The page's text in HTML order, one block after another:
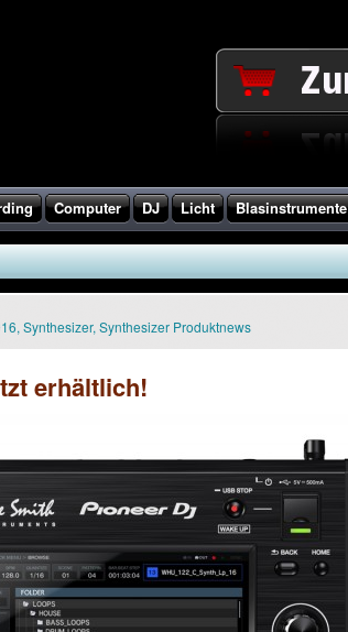
Computer DJ Licht Blasinstrumente
, Synthesizer, Synthesizer Produktnews
erhältlich!